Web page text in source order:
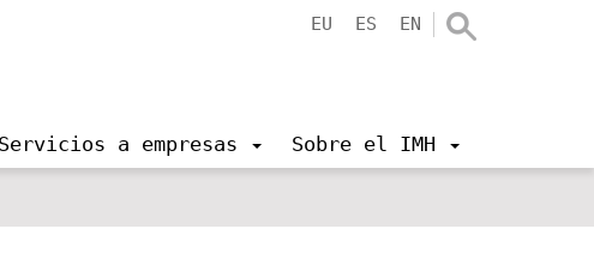
EU ES EN
Servicios a empresas Sobre el IMH